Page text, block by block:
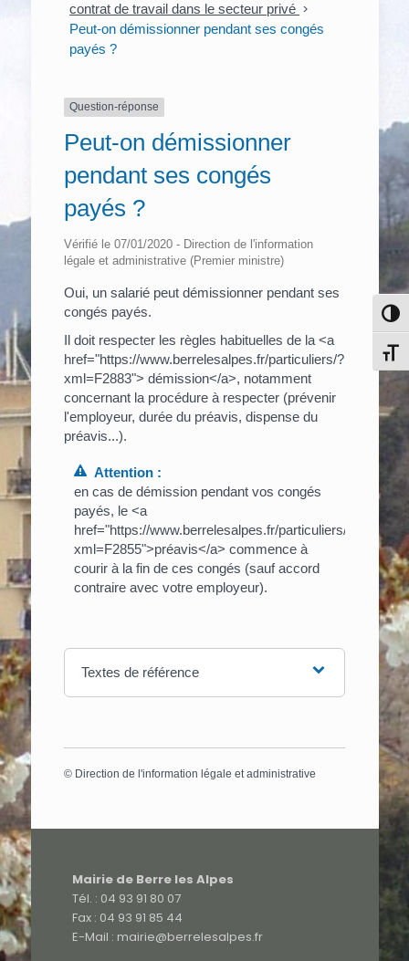
contrat de travail dans le secteur privé >
Peut-on démissionner pendant ses congés
payés ?
Question-réponse
Peut-on démissionner
pendant ses congés
payés ?
Vérifié le 07/01/2020 - Direction de l'information
légale et administrative (Premier ministre)
Oui, un salarié peut démissionner pendant ses
congés payés.
Il doit respecter les règles habituelles de la <a
href="https://www.berrelesalpes.fr/particuliers/?
xml=F2883"> démission</a>, notamment
concernant la procédure à respecter (prévenir
l'employeur, durée du préavis, dispense du
préavis...).
Attention :
en cas de démission pendant vos congés
payés, le <a
href="https://www.berrelesalpes.fr/particuliers/?
xml=F2855">préavis</a> commence à
courir à la fin de ces congés (sauf accord
contraire avec votre employeur).
Textes de référence
© Direction de l'information légale et administrative
Mairie de Berre les Alpes
Tél. : 04 93 91 80 07
Fax : 04 93 91 85 44
E-Mail : mairie@berrelesalpes.fr